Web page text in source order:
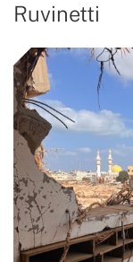
Ruvinetti